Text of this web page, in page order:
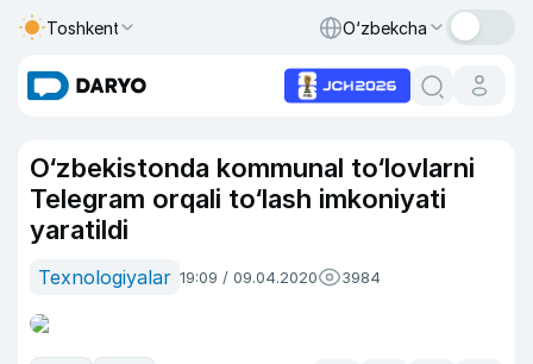
Toshkent O‘zbekcha
O‘zbekistonda kommunal to‘lovlarni
Telegram orqali to‘lash imkoniyati
yaratildi
Texnologiyalar 19:09 / 09.04.2020 3984